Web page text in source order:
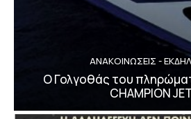
ΑΝΑΚΟΙΝΩΣΕΙΣ -
Ο Γολγοθάς του
CHAMPION